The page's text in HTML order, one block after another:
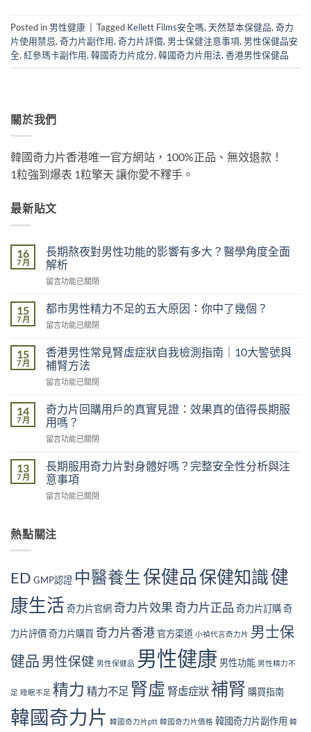
Posted in 男性健康 Tagged Kellett Films安全嗎, 天然草本保健品, 奇力
片使用禁忌, 奇力片副作用, 奇力片評價, 男士保健注意事項, 男性保健品安
全, 紅參瑪卡副作用, 韓國奇力片成分, 韓國奇力片用法, 香港男性保健品
關於我們
韓國奇力片香港唯一官方網站，100%正品、無效退款！
1粒強到爆表 1粒擎天 讓你愛不釋手。
最新貼文
16
7 月
長期熬夜對男性功能的影響有多大？醫學角度全面
解析
在
期
熬
夜
男
性
能
影
響
有
多
醫
學
角
面
解
留言功能已關閉
15
7 月
都市男性精力不足的五大原因：你中了幾個？
在
市
男
性
精
不
足
的
五
原
因：
中
個？〉
留言功能已關閉
15
7 月
香港男性常見腎虛症狀自我檢測指南｜10大警號與
補腎方法
在
港
男
性
常
腎
虛
症
狀
檢
｜
大
號
與
腎
法〉
留言功能已關閉
14
7 月
奇力片回購用戶的真實見證：效果真的值得長期服
用嗎？
在
力
片
回
購
的
證：
果
真
值
長
用
嗎？〉
中
留言功能已關閉
13
7 月
長期服用奇力片對身體好嗎？完整安全性分析與注
意事項
在
服
用
片
身
體
嗎？
整
性
分
析
留言功能已關閉
熱點關注
ED GMP認證 中醫養生保健品保健知識健
康生活 奇力片官網 奇力片效果 奇力片正品 奇力片訂購奇
力片評價奇力片購買 奇力片香港 官方渠道 小禎代言奇力片 男士保
健品 男性保健 男性保健品 男性健康 男性功能 男性精力不
足 睡眠不足 精力 精力不足 腎虛 腎虛症狀補腎 購買指南
韓國奇力片 韓國奇力片ptt 韓國奇力片價格 韓國奇力片副作用 韓